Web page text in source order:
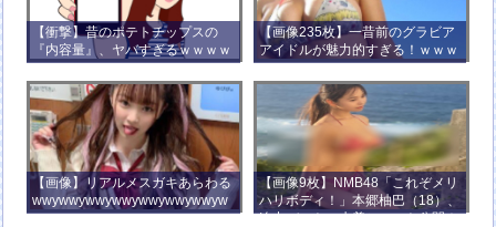
【衝撃】昔のポテトチップスの
『内容量』、ヤバすぎるｗｗｗｗ
ｗｗｗｗ
【画像235枚】一昔前のグラビア
アイドルが魅力的すぎる！ｗｗｗ
【画像】リアルメスガキあらわる
wwywwywwywwywwywwywwyw
wywwy
【画像9枚】NMB48「これぞメリ
ハリボディ！」本郷柚巴（18）、
迫力バストの水着ショット公開！